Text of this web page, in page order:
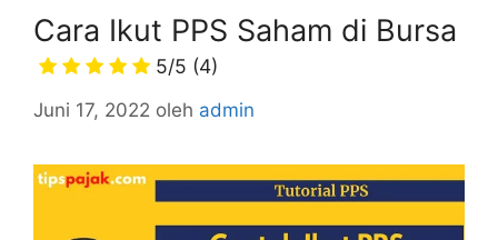
Cara Ikut PPS Saham di Bursa
5/5 (4)
Juni 17, 2022 oleh admin